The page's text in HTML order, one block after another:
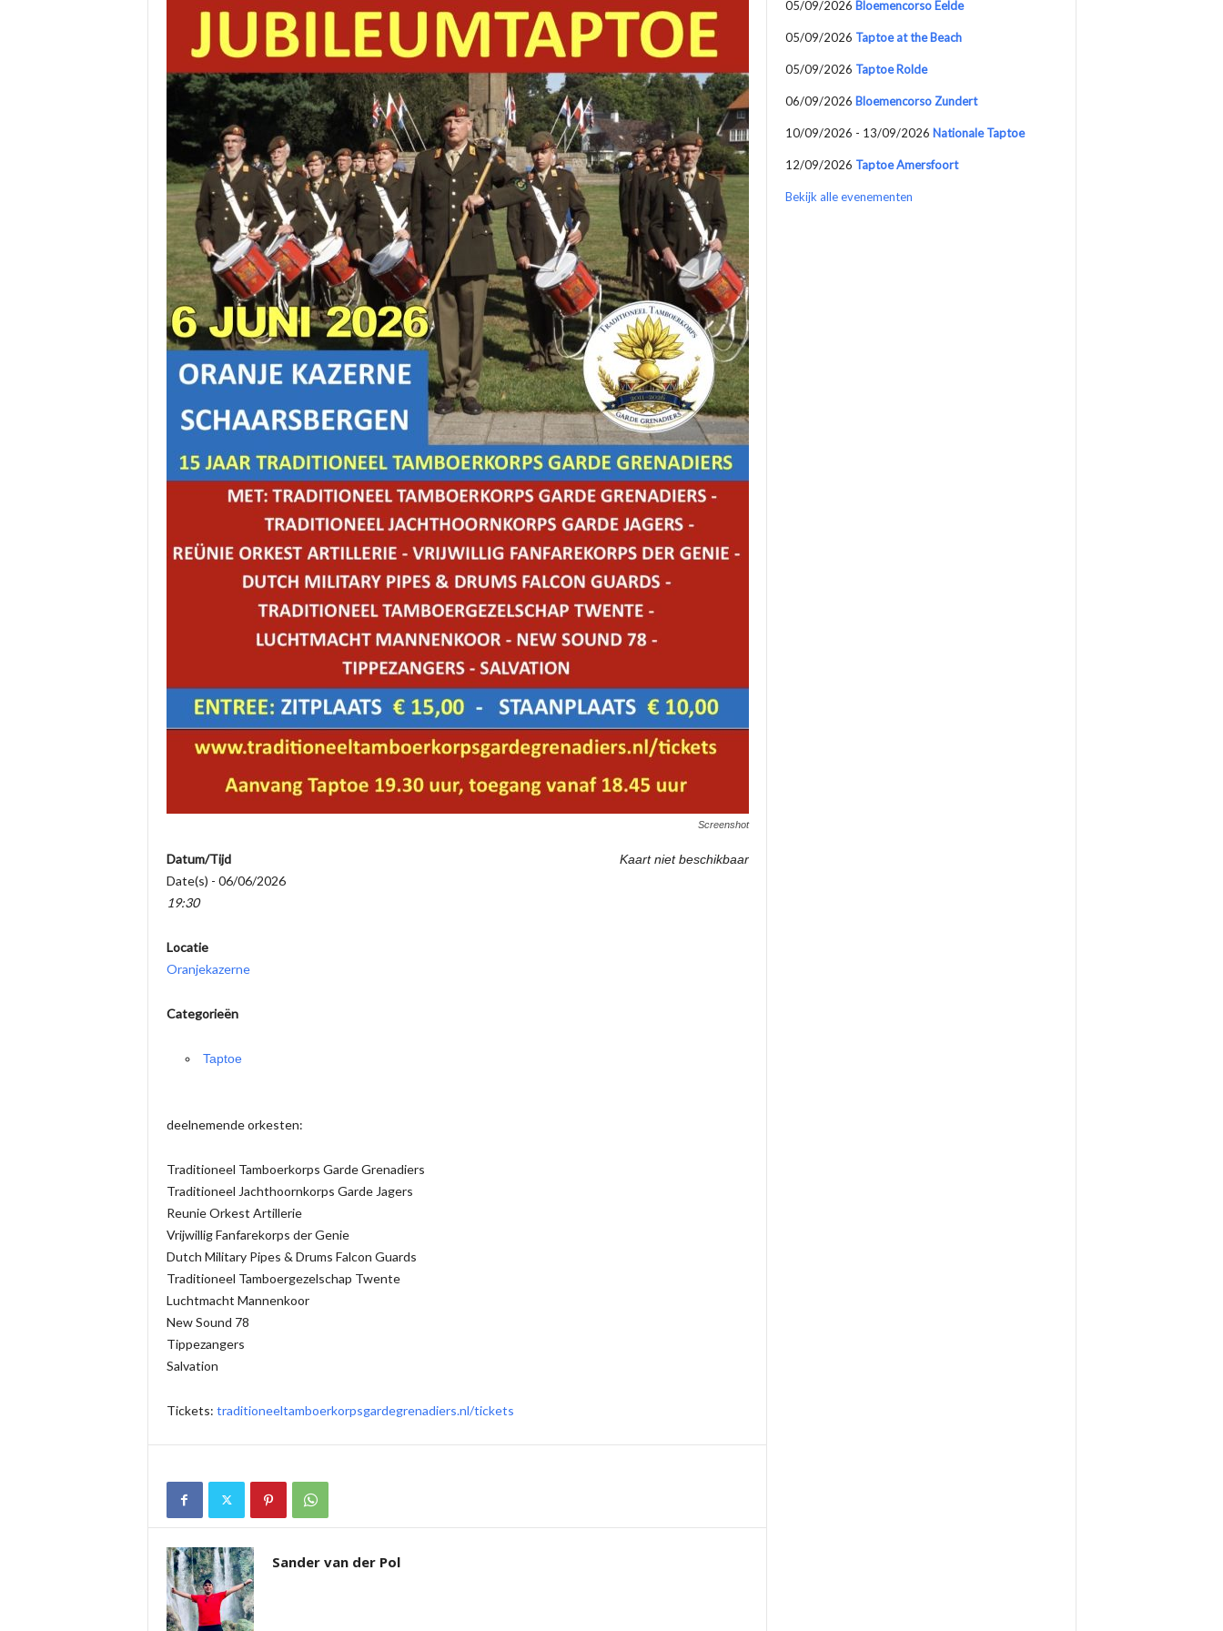
Screenshot
Kaart niet beschikbaar
Datum/Tijd
Date(s) - 06/06/2026
19:30
Locatie
Oranjekazerne
Categorieën
Taptoe
deelnemende orkesten:
Traditioneel Tamboerkorps Garde Grenadiers
Traditioneel Jachthoornkorps Garde Jagers
Reunie Orkest Artillerie
Vrijwillig Fanfarekorps der Genie
Dutch Military Pipes & Drums Falcon Guards
Traditioneel Tamboergezelschap Twente
Luchtmacht Mannenkoor
New Sound 78
Tippezangers
Salvation
Tickets: traditioneeltamboerkorpsgardegrenadiers.nl/tickets
Sander van der Pol
05/09/2026 Bloemencorso Eelde
05/09/2026 Taptoe at the Beach
05/09/2026 Taptoe Rolde
06/09/2026 Bloemencorso Zundert
10/09/2026 - 13/09/2026 Nationale Taptoe
12/09/2026 Taptoe Amersfoort
Bekijk alle evenementen